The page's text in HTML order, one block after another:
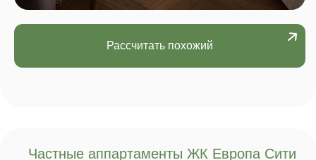
Рассчитать похожий
Частные аппартаменты ЖК Европа Сити